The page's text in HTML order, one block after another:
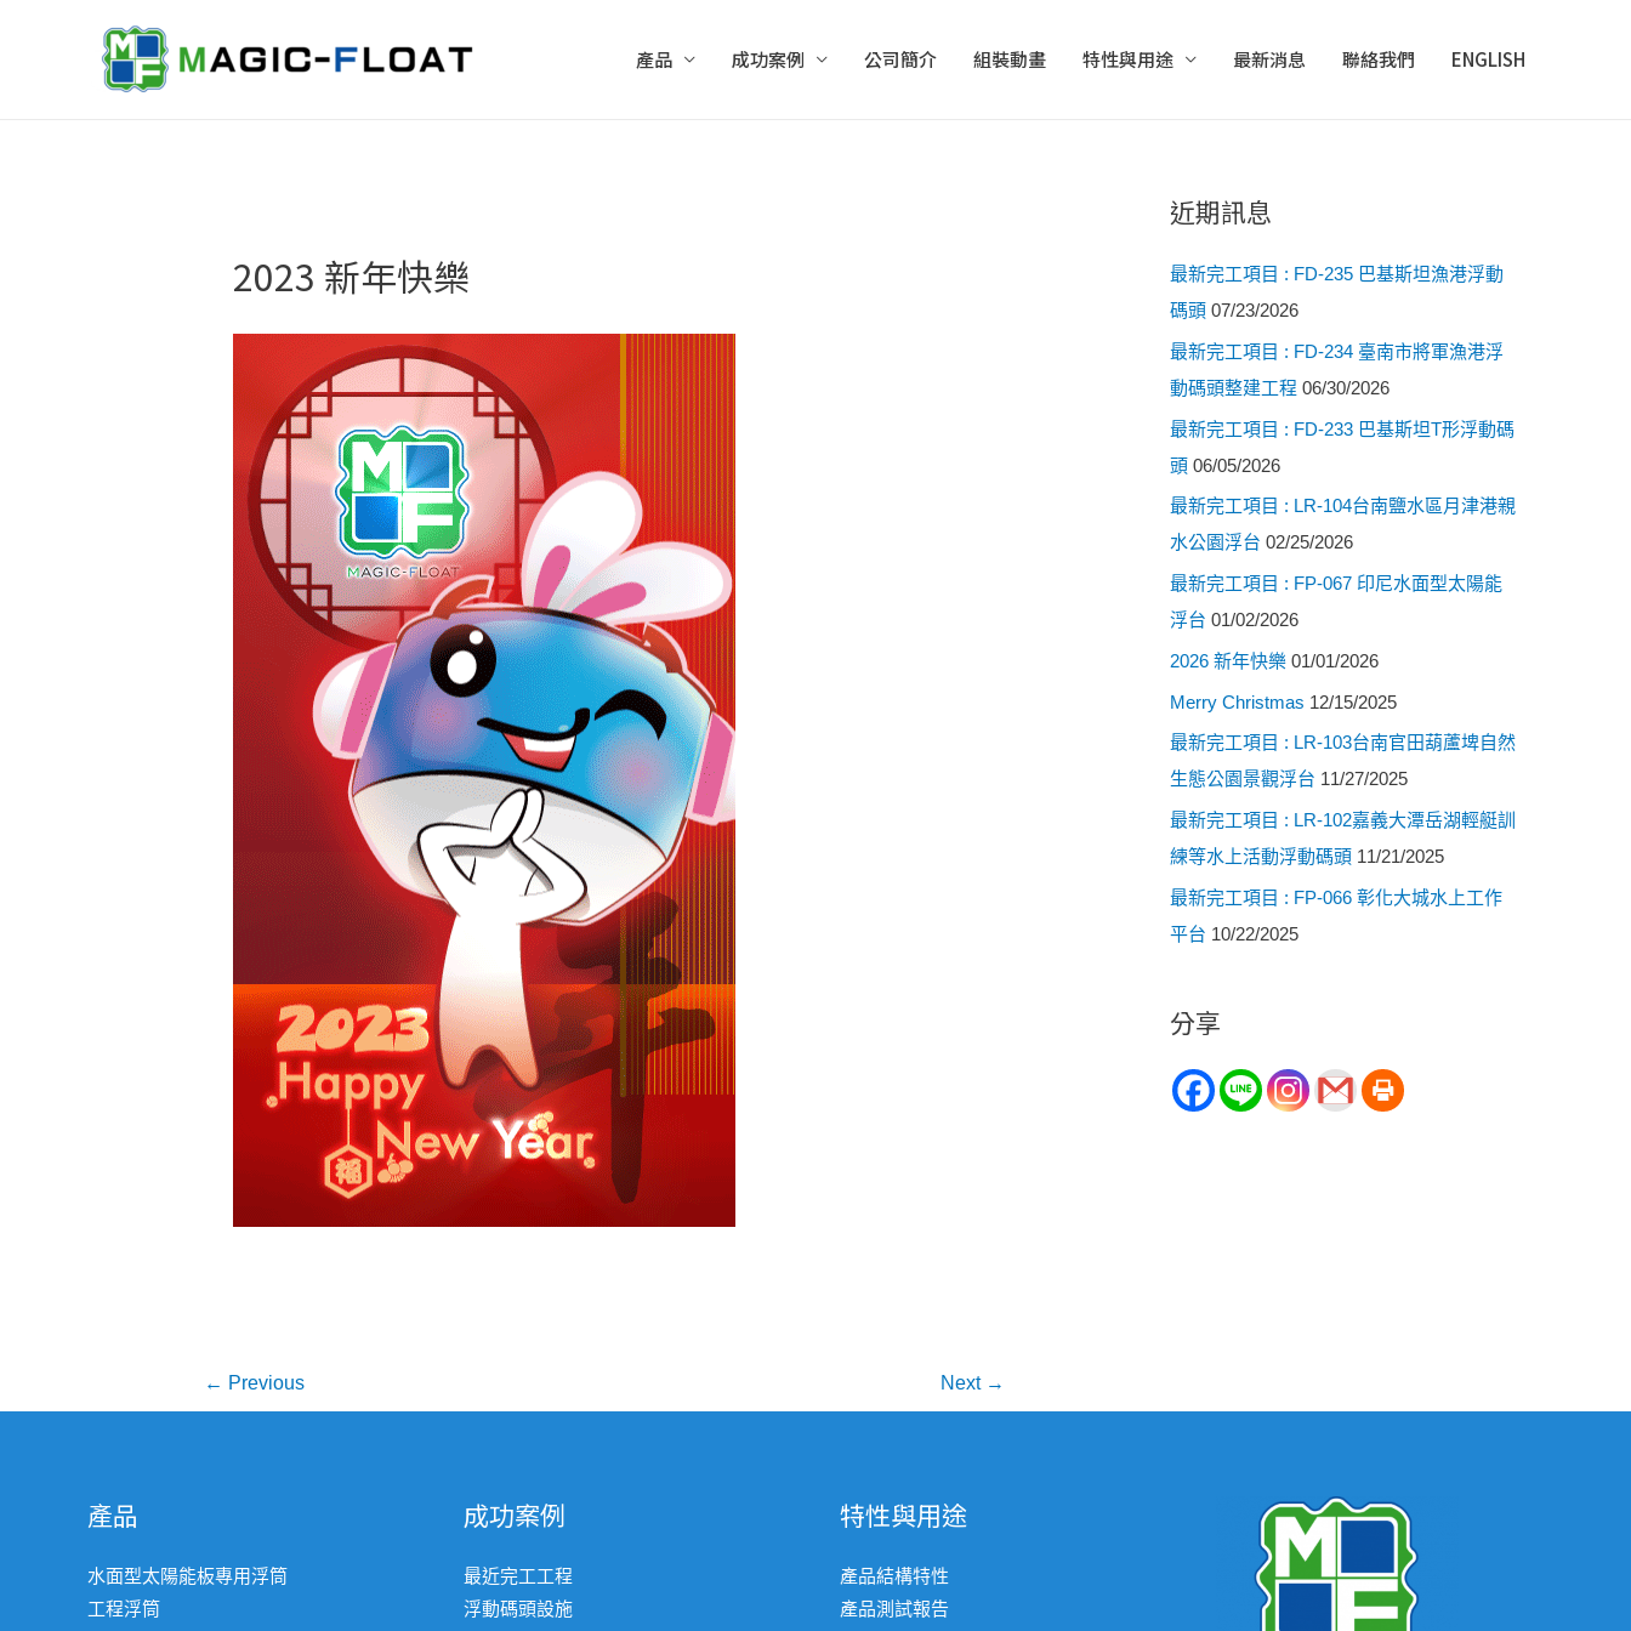
產品 成功案例 公司簡介 組裝動畫 特性與用途 最新消息 聯絡我們 ENGLISH
2023 新年快樂
章
← Previous Next →
近期訊息
最新完工項目 : FD-235 巴基斯坦漁港浮動
碼頭 07/23/2026
最新完工項目 : FD-234 臺南市將軍漁港浮
動碼頭整建工程 06/30/2026
最新完工項目 : FD-233 巴基斯坦T形浮動碼
頭 06/05/2026
最新完工項目 : LR-104台南鹽水區月津港親
水公園浮台 02/25/2026
最新完工項目 : FP-067 印尼水面型太陽能
浮台 01/02/2026
2026 新年快樂 01/01/2026
Merry Christmas 12/15/2025
最新完工項目 : LR-103台南官田葫蘆埤自然
生態公園景觀浮台 11/27/2025
最新完工項目 : LR-102嘉義大潭岳湖輕艇訓
練等水上活動浮動碼頭 11/21/2025
最新完工項目 : FP-066 彰化大城水上工作
平台 10/22/2025
分享
產品
水面型太陽能板專用浮筒
工程浮筒
成功案例
最近完工工程
浮動碼頭設施
特性與用途
產品結構特性
產品測試報告